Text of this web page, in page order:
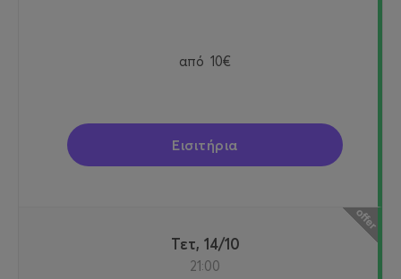
από 10€
Εισιτήρια
Τετ, 14/10
21:00